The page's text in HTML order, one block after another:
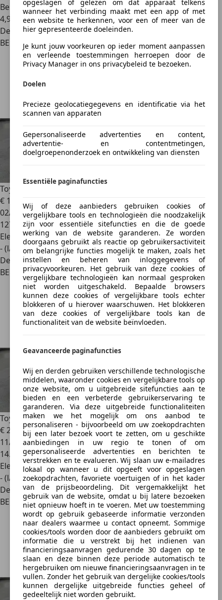
opgeslagen of gelezen om dat apparaat telkens
wanneer het verbinding maakt met een app of met
een website te herkennen, voor een of meer van de
hier gepresenteerde doeleinden.
Je kunt jouw voorkeuren op ieder moment aanpassen
en verleende toestemmingen herroepen door de
Privacy Manager in ons privacybeleid te bezoeken.
Doelen
Precieze geolocatiegegevens en identificatie via het
scannen van apparaten
Gepersonaliseerde advertenties en content,
advertentie- en contentmetingen,
doelgroepenonderzoek en ontwikkeling van diensten
Essentiële paginafuncties
Wij of deze aanbieders gebruiken cookies of
vergelijkbare tools en technologieën die noodzakelijk
zijn voor essentiële sitefuncties en die de goede
werking van de website garanderen. Ze worden
doorgaans gebruikt als reactie op gebruikersactiviteit
om belangrijke functies mogelijk te maken, zoals het
instellen en beheren van inloggegevens of
privacyvoorkeuren. Het gebruik van deze cookies of
vergelijkbare technologieën kan normaal gesproken
niet worden uitgeschakeld. Bepaalde browsers
kunnen deze cookies of vergelijkbare tools echter
blokkeren of u hierover waarschuwen. Het blokkeren
van deze cookies of vergelijkbare tools kan de
functionaliteit van de website beïnvloeden.
Geavanceerde paginafuncties
Wij en derden gebruiken verschillende technologische
middelen, waaronder cookies en vergelijkbare tools op
onze website, om u uitgebreide sitefuncties aan te
bieden en een verbeterde gebruikerservaring te
garanderen. Via deze uitgebreide functionaliteiten
maken we het mogelijk om ons aanbod te
personaliseren - bijvoorbeeld om uw zoekopdrachten
bij een later bezoek voort te zetten, om u geschikte
aanbiedingen in uw regio te tonen of om
gepersonaliseerde advertenties en berichten te
verstrekken en te evalueren. Wij slaan uw e-mailadres
lokaal op wanneer u dit opgeeft voor opgeslagen
zoekopdrachten, favoriete voertuigen of in het kader
van de prijsbeoordeling. Dit vergemakkelijkt het
gebruik van de website, omdat u bij latere bezoeken
niet opnieuw hoeft in te voeren. Met uw toestemming
wordt op gebruik gebaseerde informatie verzonden
naar dealers waarmee u contact opneemt. Sommige
cookies/tools worden door de aanbieders gebruikt om
informatie die u verstrekt bij het indienen van
financieringsaanvragen gedurende 30 dagen op te
slaan en deze binnen deze periode automatisch te
hergebruiken om nieuwe financieringsaanvragen in te
vullen. Zonder het gebruik van dergelijke cookies/tools
kunnen dergelijke uitgebreide functies geheel of
gedeeltelijk niet worden gebruikt.
Benzine
4,9 l/100 km (comb.)
Dealer
BE 4550
Toyota Yaris
€ 13.7901
02/2020
127.272 km
Elektrisch/Benzine
- (l/100 km)
Dealer
BE 1200
Toyota Yaris STYLE 130 HP
€ 25.9901
11/2024
14.470 km
Elektrisch/Benzine
- (l/100 km)
Dealer
BE 1930